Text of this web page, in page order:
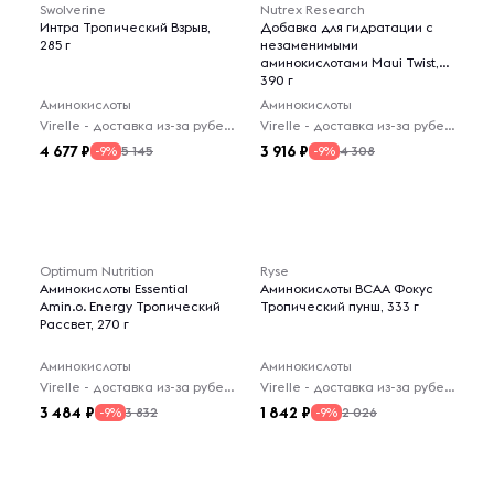
Swolverine
Интра Тропический Взрыв,
285 г
Аминокислоты
Virelle - доставка из-за рубежа
4 677 -9% 5 145
Nutrex Research
Добавка для гидратации с
незаменимыми
аминокислотами Maui Twist,
390 г
Аминокислоты
Virelle - доставка из-за рубежа
3 916 -9% 4 308
Optimum Nutrition
Аминокислоты Essential
Amin.o. Energy Тропический
Рассвет, 270 г
Аминокислоты
Virelle - доставка из-за рубежа
3 484 -9% 3 832
Ryse
Аминокислоты BCAA Фокус
Тропический пунш, 333 г
Аминокислоты
Virelle - доставка из-за рубежа
1 842 -9% 2 026